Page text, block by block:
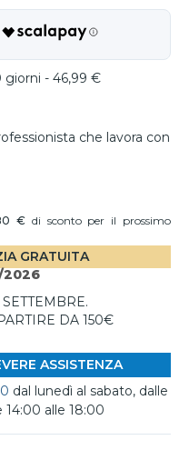
giorni - 46,99 €
che lavora con
€di sconto per il prossimo
GRATUITA
2026
DA 150€
ASSISTENZA
dal lunedì al sabato, dalle
14:00 alle 18:00